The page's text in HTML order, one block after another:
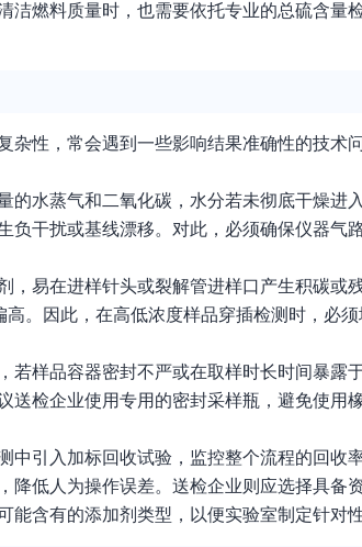
燃料质量时，也需要依托专业的总硫含量
性，常会遇到一些影响结果准确性的技术
水蒸气和二氧化碳，水分若未彻底干燥进
干扰或基线漂移。对此，必须确保仪器气
易在进样针头或裂解管进样口产生积碳或
。因此，在高低浓度样品穿插检测时，必
样品容器密封不严或在取样时长时间暴露
检企业使用专用的密封采样瓶，避免使用
引入加标回收试验，监控整个流程的回收
低人为操作误差。送检企业则应选择具备
含有的添加剂类型，以便实验室制定针对